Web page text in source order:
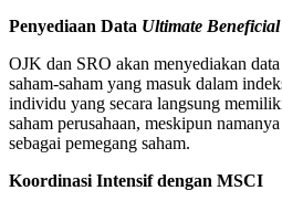
Penyediaan Data Ultimate
OJK dan SRO akan menyediakan
saham-saham yang masuk dalam
individu yang secara langsung
saham perusahaan, meskipun
sebagai pemegang saham.
Koordinasi Intensif dengan MSCI